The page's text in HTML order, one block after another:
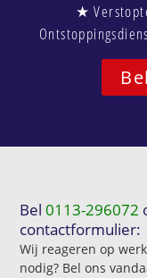
★
Bel0113-296072
contactformulier:
Wij reageren op
nodig? Bel ons